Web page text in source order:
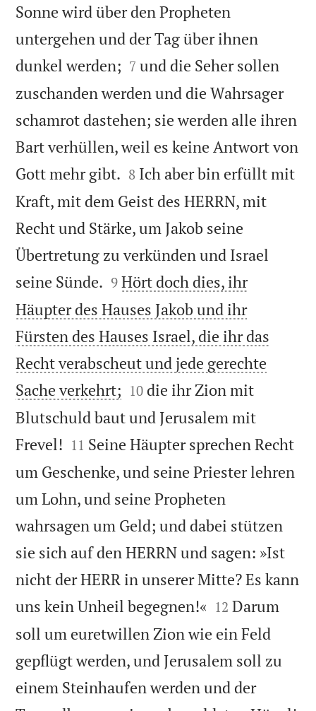
Sonne wird über den Propheten
untergehen und der Tag über ihnen
dunkel werden; 

7 und die Seher sollen
zuschanden werden und die Wahrsager
schamrot dastehen; sie werden alle ihren
Bart verhüllen, weil es keine Antwort von
Gott mehr gibt. 

8 Ich aber bin erfüllt mit
Kraft, mit dem Geist des HERRN, mit
Recht und Stärke, um Jakob seine
Übertretung zu verkünden und Israel
seine Sünde. 

9 Hört doch dies, ihr
Häupter des Hauses Jakob und ihr
Fürsten des Hauses Israel, die ihr das
Recht verabscheut und jede gerechte
Sache verkehrt; 

10 die ihr Zion mit
Blutschuld baut und Jerusalem mit
Frevel! 

11 Seine Häupter sprechen Recht
um Geschenke, und seine Priester lehren
um Lohn, und seine Propheten
wahrsagen um Geld; und dabei stützen
sie sich auf den HERRN und sagen: »Ist
nicht der HERR in unserer Mitte? Es kann
uns kein Unheil begegnen!« 

12 Darum
soll um euretwillen Zion wie ein Feld
gepflügt werden, und Jerusalem soll zu
einem Steinhaufen werden und der